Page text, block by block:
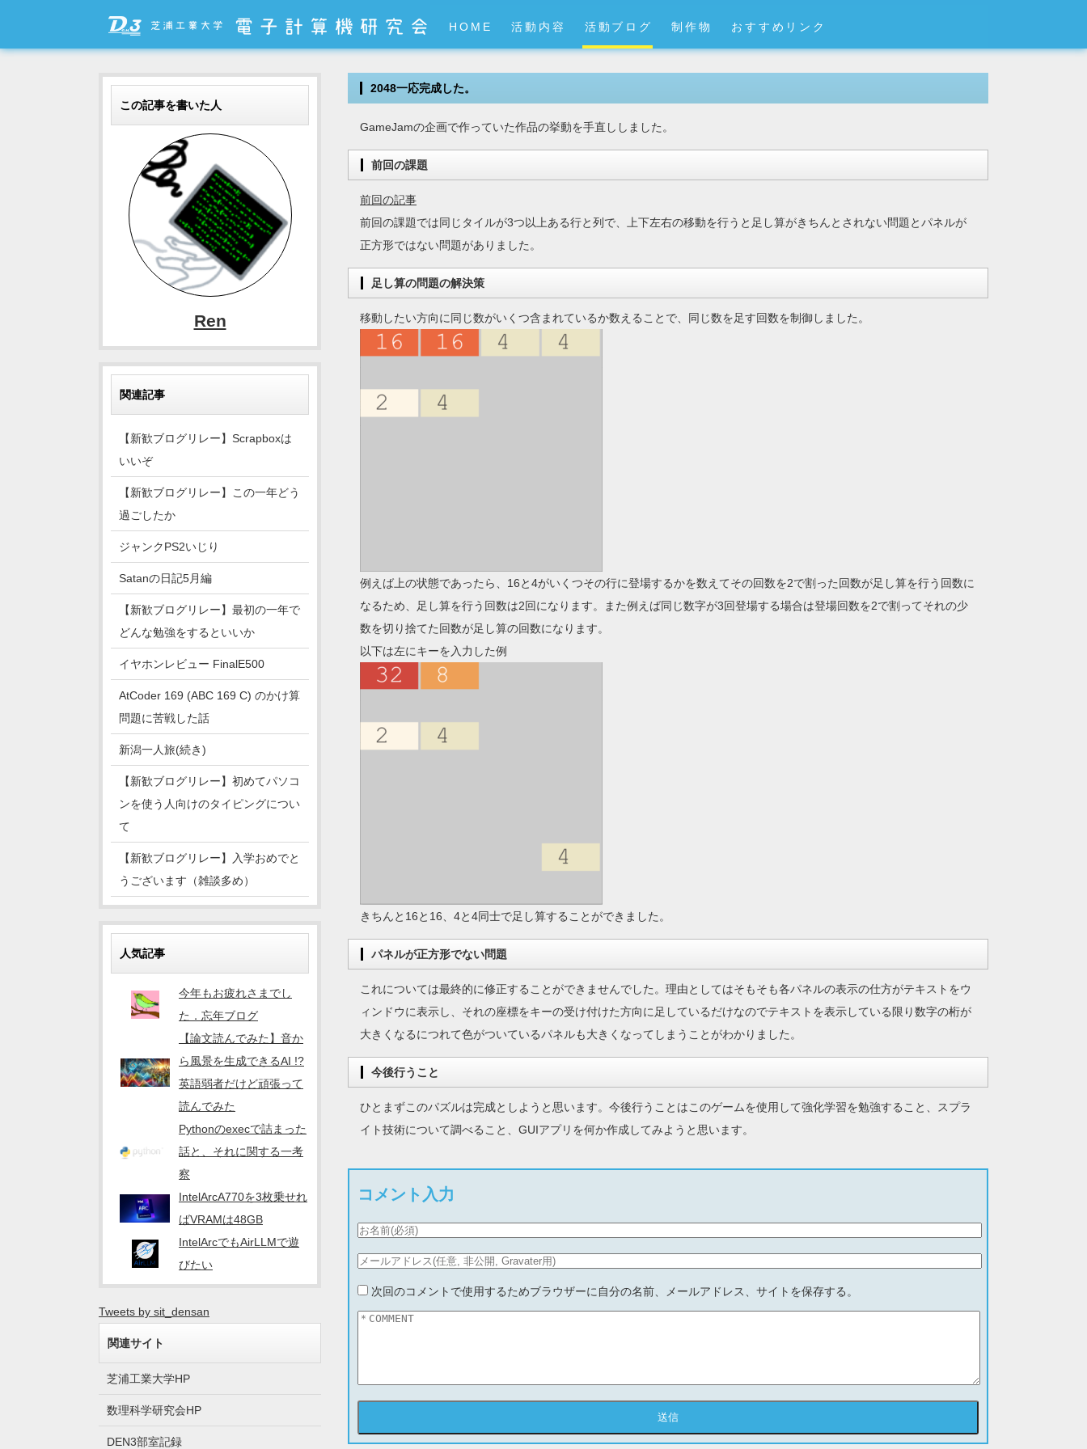
HOME 活動内容 活動ブログ 制作物 おすすめリンク
2048一応完成した。
GameJamの企画で作っていた作品の挙動を手直ししました。
前回の課題
前回の記事
前回の課題では同じタイルが3つ以上ある行と列で、上下左右の移動を行うと足し算がきちんとされない問題とパネルが
正方形ではない問題がありました。
足し算の問題の解決策
移動したい方向に同じ数がいくつ含まれているか数えることで、同じ数を足す回数を制御しました。
例えば上の状態であったら、16と4がいくつその行に登場するかを数えてその回数を2で割った回数が足し算を行う回数に
なるため、足し算を行う回数は2回になります。また例えば同じ数字が3回登場する場合は登場回数を2で割ってそれの少
数を切り捨てた回数が足し算の回数になります。
以下は左にキーを入力した例
きちんと16と16、4と4同士で足し算することができました。
パネルが正方形でない問題
これについては最終的に修正することができませんでした。理由としてはそもそも各パネルの表示の仕方がテキストをウ
ィンドウに表示し、それの座標をキーの受け付けた方向に足しているだけなのでテキストを表示している限り数字の桁が
大きくなるにつれて色がついているパネルも大きくなってしまうことがわかりました。
今後行うこと
ひとまずこのパズルは完成としようと思います。今後行うことはこのゲームを使用して強化学習を勉強すること、スプラ
イト技術について調べること、GUIアプリを何か作成してみようと思います。
コメント入力
次回のコメントで使用するためブラウザーに自分の名前、メールアドレス、サイトを保存する。
この記事を書いた人
Ren
関連記事
【新歓ブログリレー】Scrapboxは
いいぞ
【新歓ブログリレー】この一年どう
過ごしたか
ジャンクPS2いじり
Satanの日記5月編
【新歓ブログリレー】最初の一年で
どんな勉強をするといいか
イヤホンレビュー FinalE500
AtCoder 169 (ABC 169 C) のかけ算
問題に苦戦した話
新潟一人旅(続き)
【新歓ブログリレー】初めてパソコ
ンを使う人向けのタイピングについ
て
【新歓ブログリレー】入学おめでと
うございます（雑談多め）
人気記事
今年もお疲れさまでし
た．忘年ブログ
【論文読んでみた】音か
ら風景を生成できるAI !?
英語弱者だけど頑張って
読んでみた
Pythonのexecで詰まった
話と、それに関する一考
察
IntelArcA770を3枚乗せれ
ばVRAMは48GB
IntelArcでもAirLLMで遊
びたい
Tweets by sit_densan
関連サイト
芝浦工業大学HP
数理科学研究会HP
DEN3部室記録